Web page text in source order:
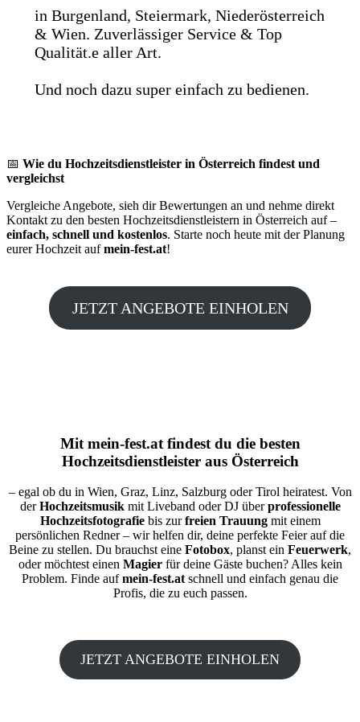
in Burgenland, Steiermark, Niederösterreich
& Wien. Zuverlässiger Service & Top
Qualität.e aller Art.
Und noch dazu super einfach zu bedienen.
📅 Wie du Hochzeitsdienstleister in Österreich findest und
vergleichst
Vergleiche Angebote, sieh dir Bewertungen an und nehme direkt
Kontakt zu den besten Hochzeitsdienstleistern in Österreich auf –
einfach, schnell und kostenlos. Starte noch heute mit der Planung
eurer Hochzeit aufmein-fest.at!
JETZT ANGEBOTE EINHOLEN
Mit mein-fest.atfindest du die besten
Hochzeitsdienstleister aus Österreich
– egal ob du in Wien, Graz, Linz, Salzburg oder Tirol heiratest. Von
derHochzeitsmusikmit Liveband oder DJ überprofessionelle
Hochzeitsfotografiebis zurfreien Trauungmit einem
persönlichen Redner – wir helfen dir, deine perfekte Feier auf die
Beine zu stellen. Du brauchst eine Fotobox, planst ein Feuerwerk,
oder möchtest einen Magierfür deine Gäste buchen? Alles kein
Problem. Finde aufmein-fest.atschnell und einfach genau die
Profis, die zu euch passen.
JETZT ANGEBOTE EINHOLEN